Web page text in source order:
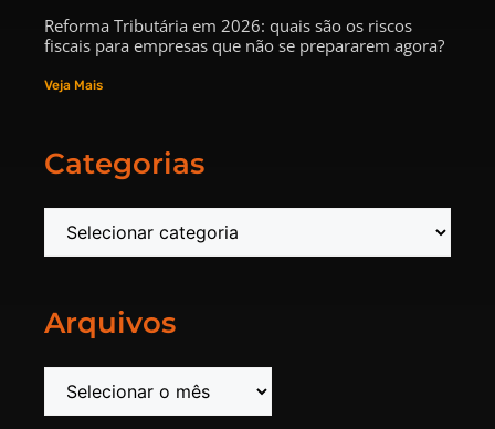
Reforma Tributária em 2026: quais são os riscos
fiscais para empresas que não se prepararem agora?
Veja Mais
Categorias
Arquivos